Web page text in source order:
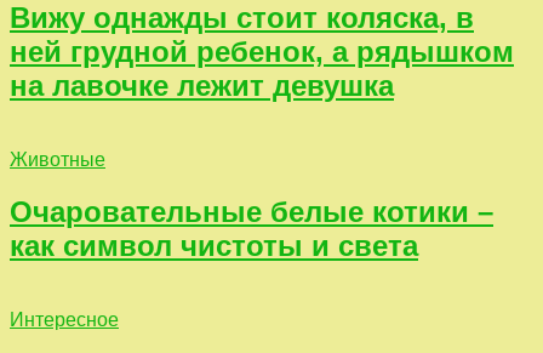
Вижу однажды стоит коляска, в
ней грудной ребенок, а рядышком
на лавочке лежит девушка
Животные
Очаровательные белые котики –
как символ чистоты и света
Интересное